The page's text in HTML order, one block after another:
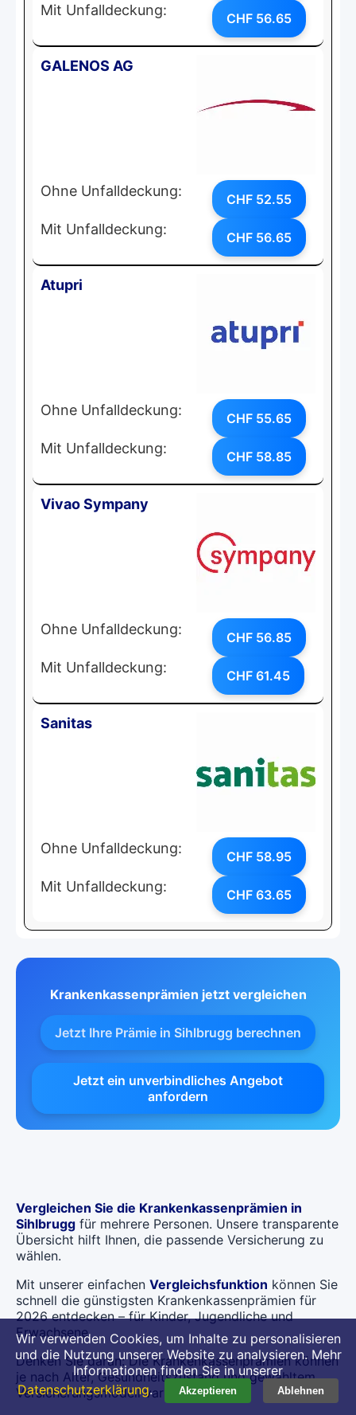
Mit Unfalldeckung: CHF 56.65
GALENOS AG
Ohne Unfalldeckung: CHF 52.55
Mit Unfalldeckung: CHF 56.65
Atupri
Ohne Unfalldeckung: CHF 55.65
Mit Unfalldeckung: CHF 58.85
Vivao Sympany
Ohne Unfalldeckung: CHF 56.85
Mit Unfalldeckung: CHF 61.45
Sanitas
Ohne Unfalldeckung: CHF 58.95
Mit Unfalldeckung: CHF 63.65
Krankenkassenprämien jetzt vergleichen
Jetzt Ihre Prämie in Sihlbrugg berechnen
Jetzt ein unverbindliches Angebot
anfordern
Vergleichen Sie die Krankenkassenprämien in
Sihlbrugg für mehrere Personen. Unsere transparente
Übersicht hilft Ihnen, die passende Versicherung zu
wählen.
Mit unserer einfachen Vergleichsfunktion können Sie
schnell die günstigsten Krankenkassenprämien für
2026 entdecken – für Kinder, Jugendliche und
Erwachsene.
Denken Sie daran: Die Krankenkassenprämien können
je nach Alter, Gesundheitszustand und gewähltem
Versicherungsmodell variieren.
Wir verwenden Cookies, um Inhalte zu personalisieren
und die Nutzung unserer Website zu analysieren. Mehr
Informationen finden Sie in unserer
Datenschutzerklärung. Akzeptieren Ablehnen